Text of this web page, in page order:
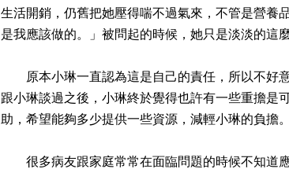
生活開銷，仍舊把她壓得喘不過氣來，不管是營養
是我應該做的。」被問起的時候，她只是淡淡的這
原本小琳一直認為這是自己的責任，所以不好
跟小琳談過之後，小琳終於覺得也許有一些重擔是
助，希望能夠多少提供一些資源，減輕小琳的負擔。
很多病友跟家庭常常在面臨問題的時候不知道